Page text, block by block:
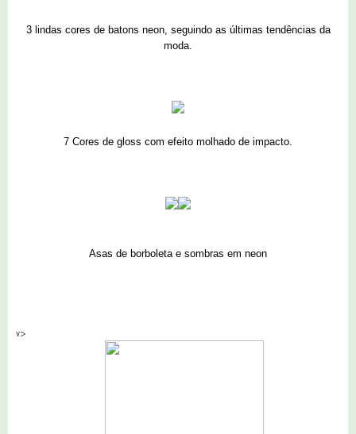
3 lindas cores de batons neon, seguindo as últimas tendências da
moda.
7 Cores de gloss com efeito molhado de impacto.
Asas de borboleta e sombras em neon
v>